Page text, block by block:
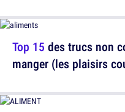
Top 15 des trucs non
manger (les plaisirs